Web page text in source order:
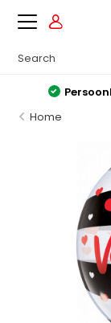
Home